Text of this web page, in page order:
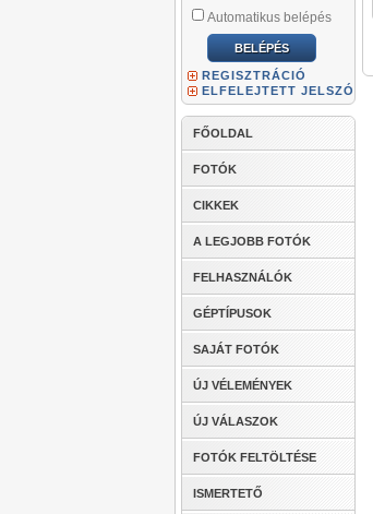
Automatikus belépés
REGISZTRÁCIÓ
ELFELEJTETT JELSZÓ
FŐOLDAL
FOTÓK
CIKKEK
A LEGJOBB FOTÓK
FELHASZNÁLÓK
GÉPTÍPUSOK
SAJÁT FOTÓK
ÚJ VÉLEMÉNYEK
ÚJ VÁLASZOK
FOTÓK FELTÖLTÉSE
ISMERTETŐ